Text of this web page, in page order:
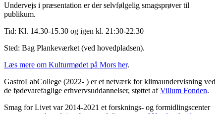
Undervejs i præsentation er der selvfølgelig smagsprøver til
publikum.
Tid: Kl. 14.30-15.30 og igen kl. 21:30-22.30
Sted: Bag Plankeværket (ved hovedpladsen).
Læs mere om Kulturmødet på Mors her.
GastroLabCollege (2022- ) er et netværk for klimaundervisning ved
de fødevarefaglige erhvervsuddannelser, støttet afVillum Fonden.
Smag for Livet var 2014-2021 et forsknings- og formidlingscenter